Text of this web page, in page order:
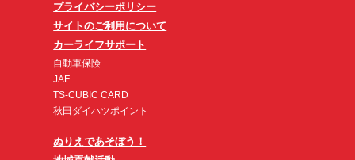
プライバシーポリシー
サイトのご利用について
カーライフサポート
自動車保険
JAF
TS-CUBIC CARD
秋田ダイハツポイント
ぬりえであそぼう！